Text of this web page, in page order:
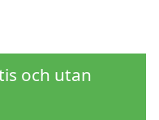
och utan